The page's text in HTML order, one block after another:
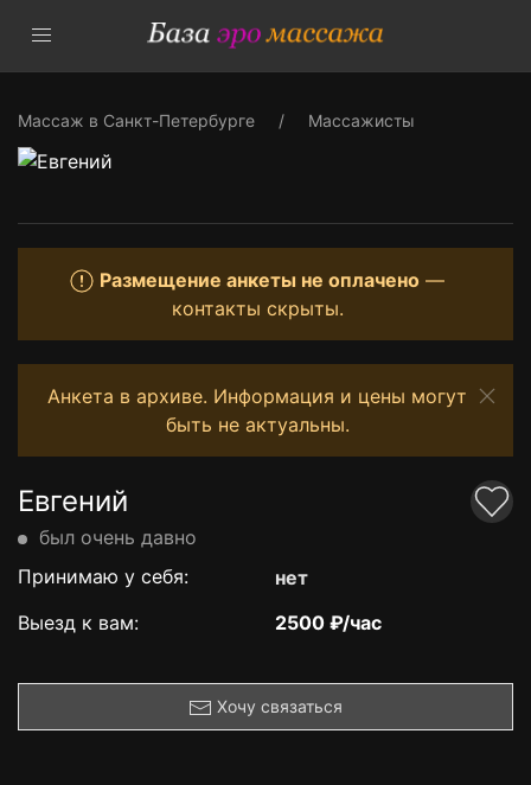
Массаж в Санкт-Петербурге Массажисты
Размещение анкеты не оплачено —
контакты скрыты.
Анкета в архиве. Информация и цены могут
быть не актуальны.
Евгений
был очень давно
Принимаю у себя:
нет
Выезд к вам:
2500 ₽/час
Хочу связаться